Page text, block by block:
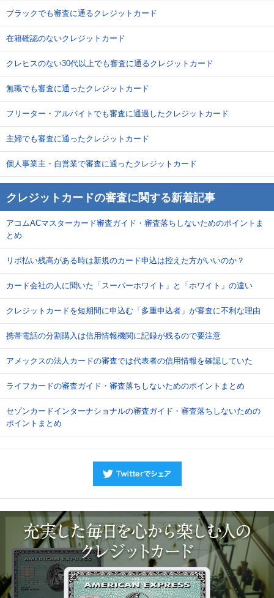
ブラックでも審査に通るクレジットカード
在籍確認のないクレジットカード
クレヒスのない30代以上でも審査に通るクレジットカード
無職でも審査に通ったクレジットカード
フリーター・アルバイトでも審査に通過したクレジットカード
主婦でも審査に通ったクレジットカード
個人事業主・自営業で審査に通ったクレジットカード
クレジットカードの審査に関する新着記事
アコムACマスターカード審査ガイド・審査落ちしないためのポイントま
とめ
リボ払い残高がある時は新規のカード申込は控えた方がいいのか？
カード会社の人に聞いた「スーパーホワイト」と「ホワイト」の違い
クレジットカードを短期間に申込む「多重申込者」が審査に不利な理由
携帯電話の分割購入は信用情報機関に記録が残るので要注意
アメックスの法人カードの審査では代表者の信用情報を確認していた
ライフカードの審査ガイド・審査落ちしないためのポイントまとめ
セゾンカードインターナショナルの審査ガイド・審査落ちしないための
ポイントまとめ